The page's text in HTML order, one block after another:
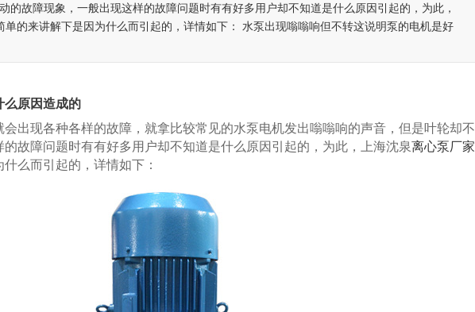
的故障现象，一般出现这样的故障问题时有有好多用户却不知道是什么原因引起的，为此，
的来讲解下是因为什么而引起的，详情如下： 水泵出现嗡嗡响但不转这说明泵的电机是好
原因造成的
现各种各样的故障，就拿比较常见的水泵电机发出嗡嗡响的声音，但是叶轮却不
故障问题时有有好多用户却不知道是什么原因引起的，为此，上海沈泉离心泵厂家
么而引起的，详情如下：